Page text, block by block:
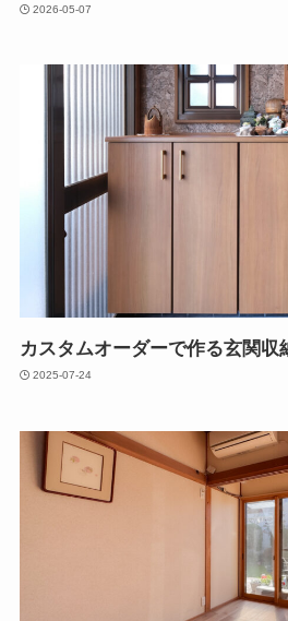
2026-05-07
カスタムオーダーで作る玄関収
2025-07-24